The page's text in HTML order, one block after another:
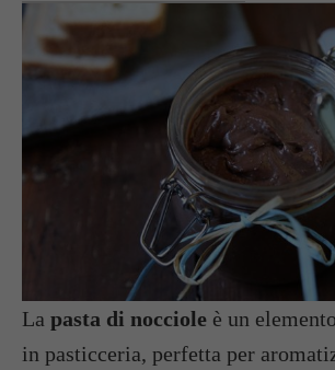
La pasta di nocciole è un
in pasticceria, perfetta per